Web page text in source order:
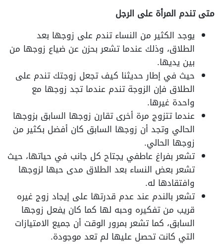
متى تندم المرأة على الرجل
يوجد الكثير من النساء تندم على زوجها بعد
الطلاق، وذلك عندما تشعر بحزن عن ضياع زوجها من
بين يديها.
حيث في إطار حديثنا كيف تجعل زوجتك تندم على
الطلاق فإن الزوجة تندم عندما تجد زوجها مع
واحدة غيرها.
عندما تتزوج مرة أخرى تقارن زوجها السابق بزوجها
الحالي وتجد أن زوجها السابق كان أفضل بكثير من
زوجها الحالي.
تشعر بفراغ عاطفي يجتاح كل جانب في حياتها، حيث
تشعر بعض النساء بعد الطلاق مدى حبها لزوجها
وافتقادها له.
تشعر بالندم عند عدم قدرتها على إيجاد زوج غيره
قريب من تفكيره وحبه لها كما كان يفعل زوجها
السابق، كما تشعر بمرور الوقت أن جميع الامتيازات
التي كانت تحصل عليها لم تعد موجودة.